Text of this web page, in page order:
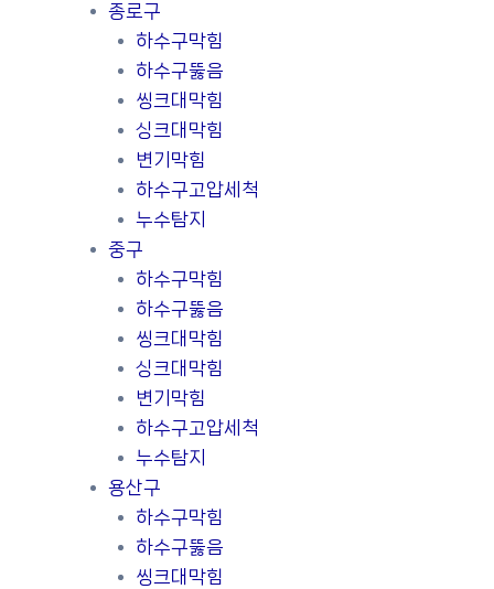
종로구
하수구막힘
하수구뚫음
씽크대막힘
싱크대막힘
변기막힘
하수구고압세척
누수탐지
중구
하수구막힘
하수구뚫음
씽크대막힘
싱크대막힘
변기막힘
하수구고압세척
누수탐지
용산구
하수구막힘
하수구뚫음
씽크대막힘